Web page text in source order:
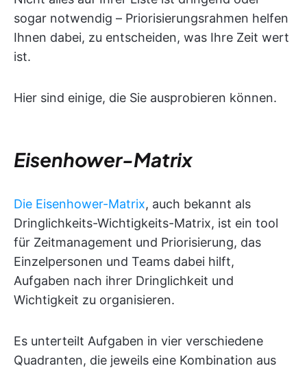
sogar notwendig – Priorisierungsrahmen helfen
Ihnen dabei, zu entscheiden, was Ihre Zeit wert
ist.
Hier sind einige, die Sie ausprobieren können.
Eisenhower-Matrix
Die Eisenhower-Matrix, auch bekannt als
Dringlichkeits-Wichtigkeits-Matrix, ist ein tool
für Zeitmanagement und Priorisierung, das
Einzelpersonen und Teams dabei hilft,
Aufgaben nach ihrer Dringlichkeit und
Wichtigkeit zu organisieren.
Es unterteilt Aufgaben in vier verschiedene
Quadranten, die jeweils eine Kombination aus